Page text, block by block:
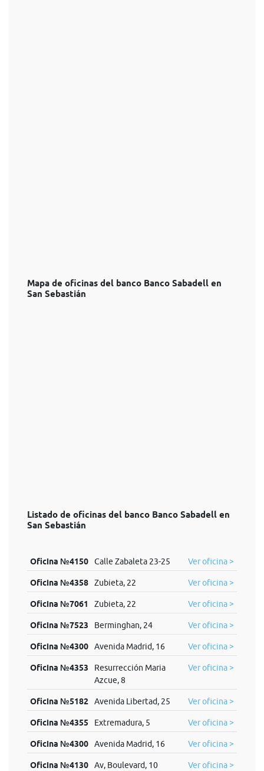
Mapa de oficinas del banco Banco Sabadell en
San Sebastián
Listado de oficinas del banco Banco Sabadell en
San Sebastián
Oficina №4150 Calle Zabaleta 23-25 Ver oficina >
Oficina №4358 Zubieta, 22 Ver oficina >
Oficina №7061 Zubieta, 22 Ver oficina >
Oficina №7523 Berminghan, 24 Ver oficina >
Oficina №4300 Avenida Madrid, 16 Ver oficina >
Oficina №4353
Resurrección Maria
Azcue, 8
Ver oficina >
Oficina №5182 Avenida Libertad, 25 Ver oficina >
Oficina №4355 Extremadura, 5 Ver oficina >
Oficina №4300 Avenida Madrid, 16 Ver oficina >
Oficina №4130 Av, Boulevard, 10 Ver oficina >